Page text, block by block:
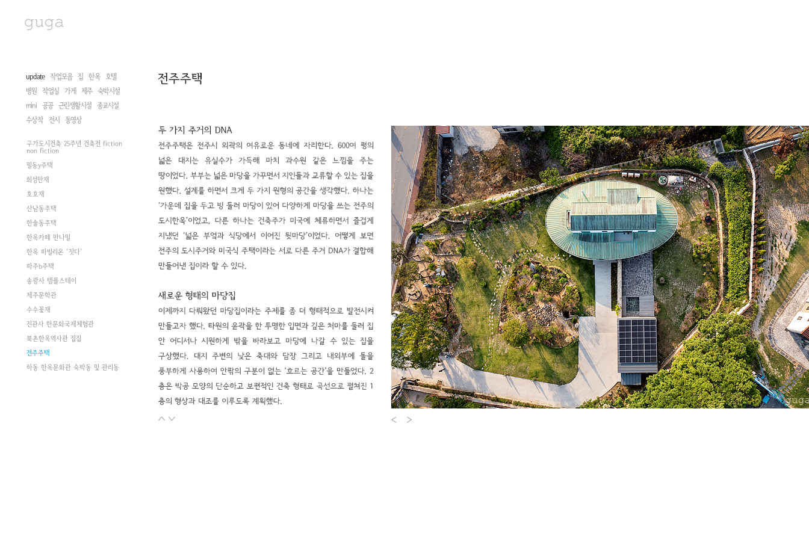
update 작업모음 집 한옥
호텔
병원
작업실 가게 제주
숙박시설
mini
공공 근린생활시설
종교시설
수상작
전시 동영상
구가도시건축 25주년 건축전 fiction
non fiction
필동y주택
희성만재
호호재
산남동주택
한솔동주택
한옥카페 만나밀
한옥 파빌리온 '짓다'
파주b주택
송광사 템플스테이
제주문학관
수수꽃재
진관사 한문화국제체험관
북촌한옥역사관 집집
전주주택
하동 한옥문화관 숙박동 및 관리동